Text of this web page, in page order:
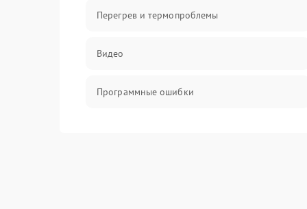
Перегрев и термопроблемы
Видео
Программные ошибки